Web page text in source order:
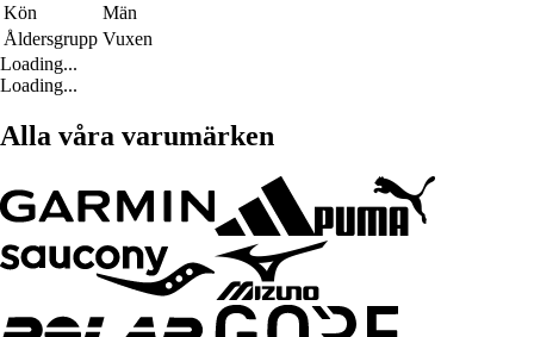
Kön
Män
Åldersgrupp Vuxen
Loading...
Loading...
Alla våra varumärken